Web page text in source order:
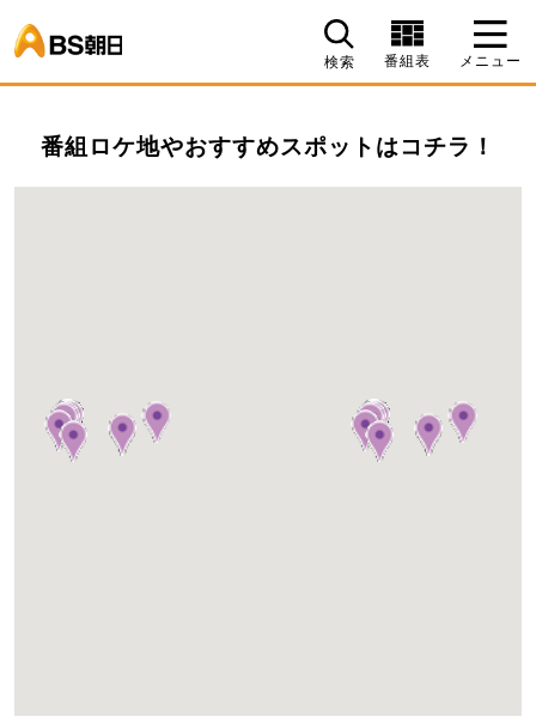
検索 番組表 メニュー
番組ロケ地やおすすめスポットはコチラ！